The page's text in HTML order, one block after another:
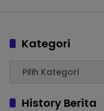
Kategori
History Berita